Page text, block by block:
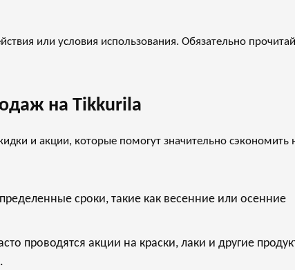
или условия использования. Обязательно
на Tikkurila
и акции, которые помогут значительно сэкономить
сроки, такие как весенние или осенние
проводятся акции на краски, лаки и другие